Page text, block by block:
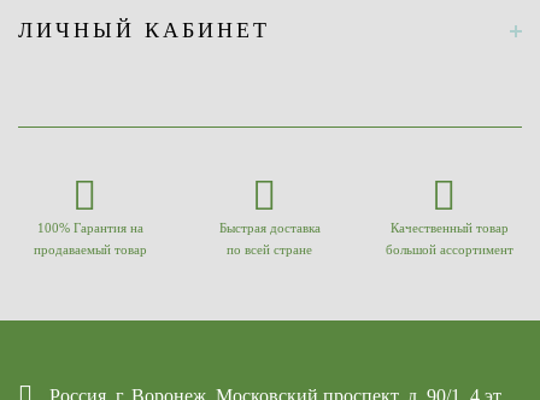
ЛИЧНЫЙ КАБИНЕТ
100% Гарантия на
продаваемый товар
Быстрая доставка
по всей стране
Качественный товар
большой ассортимент